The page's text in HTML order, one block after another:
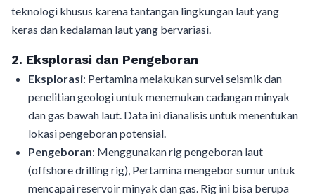
teknologi khusus karena tantangan lingkungan laut yang
keras dan kedalaman laut yang bervariasi.
2. Eksplorasi dan Pengeboran
Eksplorasi: Pertamina melakukan survei seismik dan
penelitian geologi untuk menemukan cadangan minyak
dan gas bawah laut. Data ini dianalisis untuk menentukan
lokasi pengeboran potensial.
Pengeboran: Menggunakan rig pengeboran laut
(offshore drilling rig), Pertamina mengebor sumur untuk
mencapai reservoir minyak dan gas. Rig ini bisa berupa